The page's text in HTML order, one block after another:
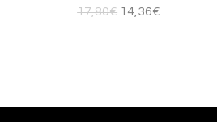
17,80€ 14,36€